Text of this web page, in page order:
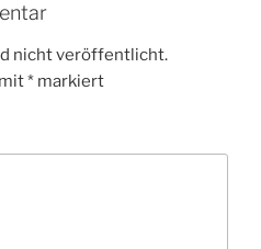
nicht veröffentlicht.
* markiert